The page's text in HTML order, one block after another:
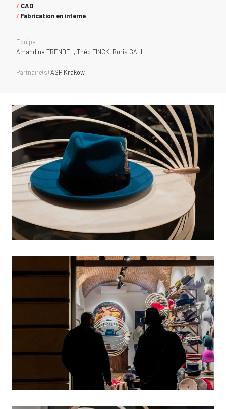
/ CAO
/ Fabrication en interne
Equipe
Amandine TRENDEL, Théo FINCK, Boris GALL
Partnaire(s)ASP Krakow